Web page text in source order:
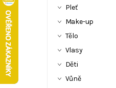
Pleť
Make-up
Tělo
Vlasy
Děti
Vůně